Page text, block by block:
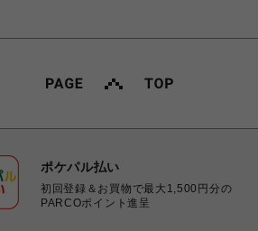
ポケパル払い
初回登録＆お買物で最大1,500円分の
PARCOポイント進呈